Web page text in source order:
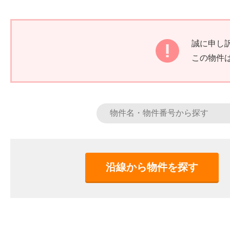
誠に申し
この物件
沿線から物件を探す